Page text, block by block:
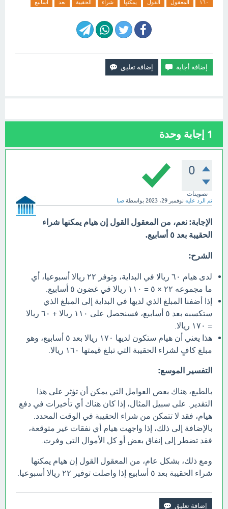
١٦٠
المعقول القول يمكنها شراء الحقيبة بعد أسابيع
1 إجابة وحدة
0
تصويتات
تم الرد عليه نوفمبر 29، 2023 بواسطة صبا
الإجابة: نعم، من المعقول القول إن هيام يمكنها شراء
الحقيبة بعد ٥ أسابيع.
الشرح:
لدى هيام ٦٠ ريالا في البداية، وتوفر ٢٢ ريالا أسبوعيا، أي
ما مجموعه ٢٢ × ٥ = ١١٠ ريالا في غضون ٥ أسابيع.
إذا أضفنا المبلغ الذي لديها في البداية إلى المبلغ الذي
ستكسبه بعد ٥ أسابيع، فسنحصل على ١١٠ ريالا + ٦٠ ريالا
= ١٧٠ ريالا.
هذا يعني أن هيام ستكون لديها ١٧٠ ريالا بعد ٥ أسابيع، وهو
مبلغ كافٍ لشراء الحقيبة التي تبلغ قيمتها ١٦٠ ريالا.
التفسير الموسع:
بالطبع، هناك بعض العوامل التي يمكن أن تؤثر على هذا
التقدير. على سبيل المثال، إذا كان هناك أي تأخيرات في دفع
هيام، فقد لا تتمكن من شراء الحقيبة في الوقت المحدد.
بالإضافة إلى ذلك، إذا واجهت هيام أي نفقات غير متوقعة،
فقد تضطر إلى إنفاق بعض أو كل الأموال التي وفرت.
ومع ذلك، بشكل عام، من المعقول القول إن هيام يمكنها
شراء الحقيبة بعد ٥ أسابيع إذا واصلت توفير ٢٢ ريالا أسبوعيا.